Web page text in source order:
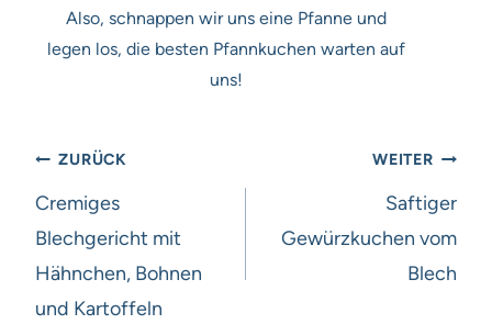
Also, schnappen wir uns eine Pfanne und
legen los, die besten Pfannkuchen warten auf
uns!
Beitragsnavigation
ZURÜCK
Cremiges
Blechgericht mit
Hähnchen, Bohnen
und Kartoffeln
WEITER
Saftiger
Gewürzkuchen vom
Blech